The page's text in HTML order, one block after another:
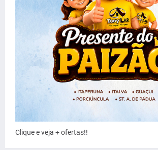
Clique e veja + ofertas!!